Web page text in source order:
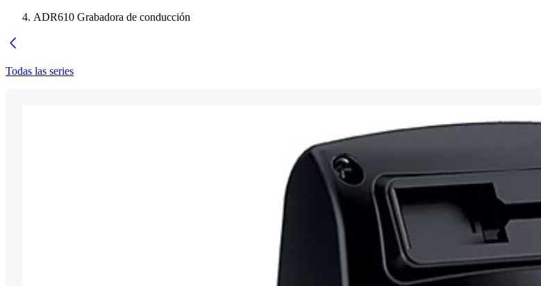
ADR610 Grabadora de conducción
Todas las series